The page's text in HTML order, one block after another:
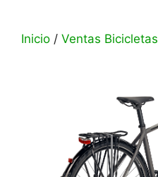
Inicio / Ventas Bicicletas